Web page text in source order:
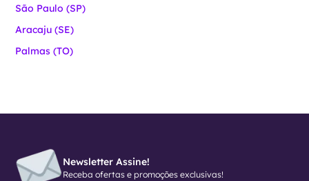
São Paulo (SP)
Aracaju (SE)
Palmas (TO)
Newsletter Assine!
Receba ofertas e promoções exclusivas!